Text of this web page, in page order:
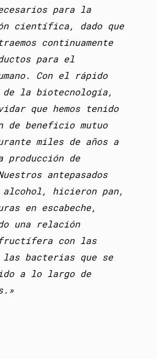
para la
científica, dado que
continuamente
para el
Con el rápido
de la biotecnología,
que hemos tenido
de beneficio mutuo
miles de años a
producción de
antepasados
alcohol, hicieron pan,
en escabeche,
una relación
con las
las bacterias que se
a lo largo de